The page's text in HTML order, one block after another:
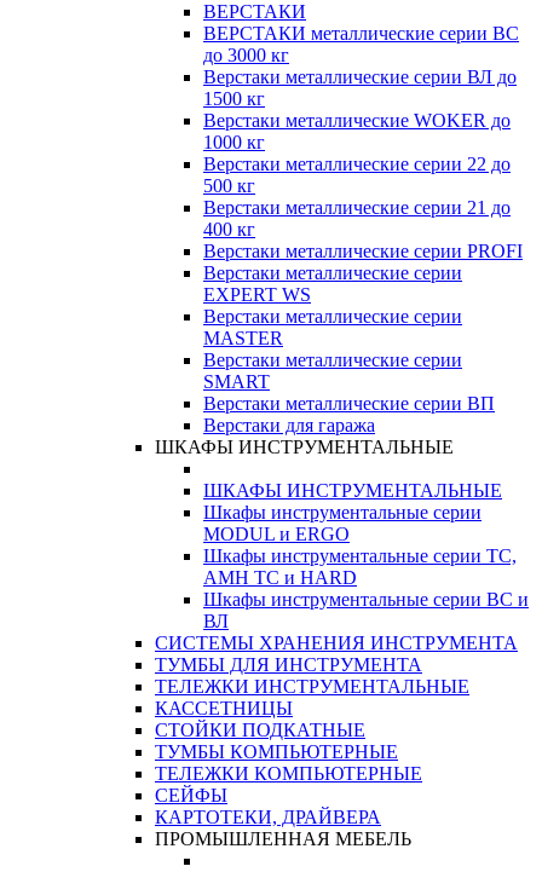
ВЕРСТАКИ
ВЕРСТАКИ металлические серии ВС
до 3000 кг
Верстаки металлические серии ВЛ до
1500 кг
Верстаки металлические WOKER до
1000 кг
Верстаки металлические серии 22 до
500 кг
Верстаки металлические серии 21 до
400 кг
Верстаки металлические серии PROFI
Верстаки металлические серии
EXPERT WS
Верстаки металлические серии
MASTER
Верстаки металлические серии
SMART
Верстаки металлические серии ВП
Верстаки для гаража
ШКАФЫ ИНСТРУМЕНТАЛЬНЫЕ
ШКАФЫ ИНСТРУМЕНТАЛЬНЫЕ
Шкафы инструментальные серии
MODUL и ERGO
Шкафы инструментальные серии ТС,
АМН ТС и HARD
Шкафы инструментальные серии ВС и
ВЛ
СИСТЕМЫ ХРАНЕНИЯ ИНСТРУМЕНТА
ТУМБЫ ДЛЯ ИНСТРУМЕНТА
ТЕЛЕЖКИ ИНСТРУМЕНТАЛЬНЫЕ
КАССЕТНИЦЫ
СТОЙКИ ПОДКАТНЫЕ
ТУМБЫ КОМПЬЮТЕРНЫЕ
ТЕЛЕЖКИ КОМПЬЮТЕРНЫЕ
СЕЙФЫ
КАРТОТЕКИ, ДРАЙВЕРА
ПРОМЫШЛЕННАЯ МЕБЕЛЬ